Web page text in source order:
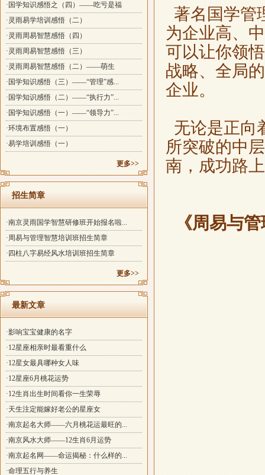
·国学知识感悟之（四）——吃亏是福
·灵雨易学培训感悟（二）
·灵雨周易智慧感悟（四）
·灵雨周易智慧感悟（三）
·灵雨周易智慧感悟（二）——萌生
·国学知识感悟（三）——“管理”感...
·国学知识感悟（二）——“执行力”...
·国学知识感悟（一）——“领导力”...
·环境布置感悟（一）
·易学培训感悟（一）
更多>>
招生简章
·南京灵雨国学智慧研修班开始报名啦...
·周易与管理智慧培训班招生简章
·四柱八字易经风水培训班招生简章
更多>>
最新文章
·影响宝宝健康的名字
·12星座相亲时最看重什么
·12星女最具哪种女人味
·12星座6月桃花运势
·12生肖出生时间看你一生荣辱
·天生注定能嫁好老公的星座女
·南京起名大师——六月桃花运最旺的...
·南京风水大师——12生肖6月运势
·南京起名网——命运揭秘：什么样的...
·命理五行与养生
著名国学管
为企业高、
可以让你领
战略、全局
企业。
无论是正向
所突破的中
南，成功路
《周易与